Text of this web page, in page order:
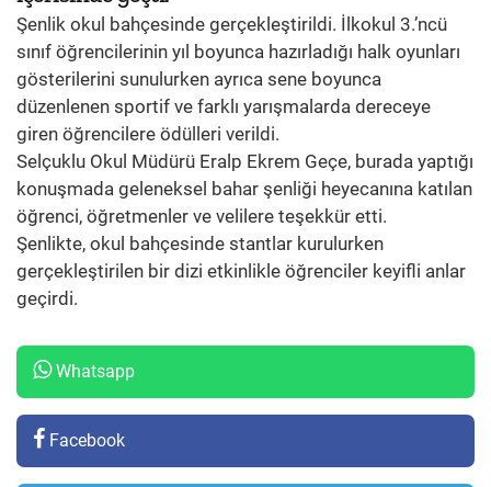
Şenlik okul bahçesinde gerçekleştirildi. İlkokul 3.’ncü
sınıf öğrencilerinin yıl boyunca hazırladığı halk oyunları
gösterilerini sunulurken ayrıca sene boyunca
düzenlenen sportif ve farklı yarışmalarda dereceye
giren öğrencilere ödülleri verildi.
Selçuklu Okul Müdürü Eralp Ekrem Geçe, burada yaptığı
konuşmada geleneksel bahar şenliği heyecanına katılan
öğrenci, öğretmenler ve velilere teşekkür etti.
Şenlikte, okul bahçesinde stantlar kurulurken
gerçekleştirilen bir dizi etkinlikle öğrenciler keyifli anlar
geçirdi.
Whatsapp
Facebook